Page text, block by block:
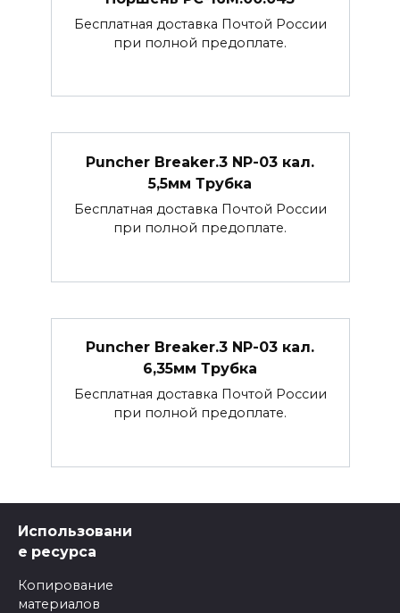
Бесплатная доставка Почтой России
при полной предоплате.
Puncher Breaker.3 NP-03 кал.
5,5мм Трубка
Бесплатная доставка Почтой России
при полной предоплате.
Puncher Breaker.3 NP-03 кал.
6,35мм Трубка
Бесплатная доставка Почтой России
при полной предоплате.
Использовани
е ресурса
Копирование
материалов